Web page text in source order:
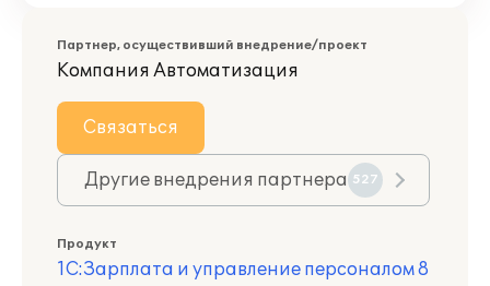
Партнер, осуществивший внедрение/проект
Компания Автоматизация
Связаться
Другие внедрения партнера 527
Продукт
1С:Зарплата и управление персоналом 8